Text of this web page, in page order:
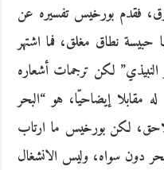
فقدم بورخيس تفسيره عن
حبيسة نطاق مغلق، فما اشتهر
النبيذي” لكن ترجمات أشعاره
إيضاحيّا، هو “البحر
لكن بورخيس ما ارتاب
دون سواه، وليس الانشغال